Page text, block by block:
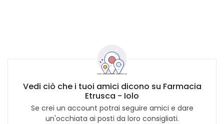
Vedi ciò che i tuoi amici dicono su Farmacia
Etrusca - Iolo
Se crei un account potrai seguire amici e dare
un'occhiata ai posti da loro consigliati.